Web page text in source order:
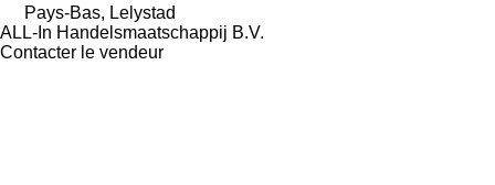
Pays-Bas, Lelystad
ALL-In Handelsmaatschappij B.V.
Contacter le vendeur